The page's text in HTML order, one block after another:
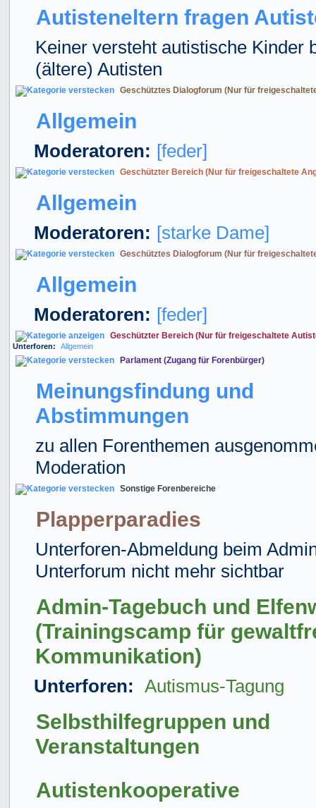
Autisteneltern fragen
Keiner versteht autistische Kinder
(ältere) Autisten
Geschütztes Dialogforum (Nur für
Allgemein
Moderatoren: [feder]
Geschützter Bereich (Nur für freigeschaltete
Allgemein
Moderatoren: [starke Dame]
Geschütztes Dialogforum (Nur für
Allgemein
Moderatoren: [feder]
Geschützter Bereich (Nur für freigeschaltete
Unterforen: Allgemein
Parlament (Zugang für Forenbürger)
Meinungsfindung und
Abstimmungen
zu allen Forenthemen
Moderation
Sonstige Forenbereiche
Plapperparadies
Unterforen-Abmeldung beim
Unterforum nicht mehr sichtbar
Admin-Tagebuch und
(Trainingscamp für
Kommunikation)
Unterforen: Autismus-Tagung
Selbsthilfegruppen und
Veranstaltungen
Autistenkooperative